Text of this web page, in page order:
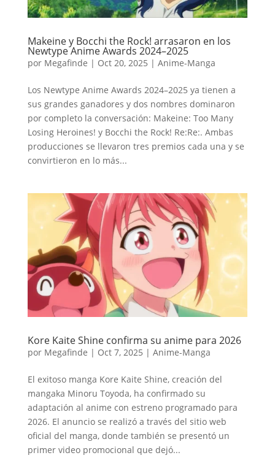
Makeine y Bocchi the Rock! arrasaron en los
Newtype Anime Awards 2024–2025
por Megafinde | Oct 20, 2025 | Anime-Manga
Los Newtype Anime Awards 2024–2025 ya tienen a
sus grandes ganadores y dos nombres dominaron
por completo la conversación: Makeine: Too Many
Losing Heroines! y Bocchi the Rock! Re:Re:. Ambas
producciones se llevaron tres premios cada una y se
convirtieron en lo más...
Kore Kaite Shine confirma su anime para 2026
por Megafinde | Oct 7, 2025 | Anime-Manga
El exitoso manga Kore Kaite Shine, creación del
mangaka Minoru Toyoda, ha confirmado su
adaptación al anime con estreno programado para
2026. El anuncio se realizó a través del sitio web
oficial del manga, donde también se presentó un
primer video promocional que dejó...